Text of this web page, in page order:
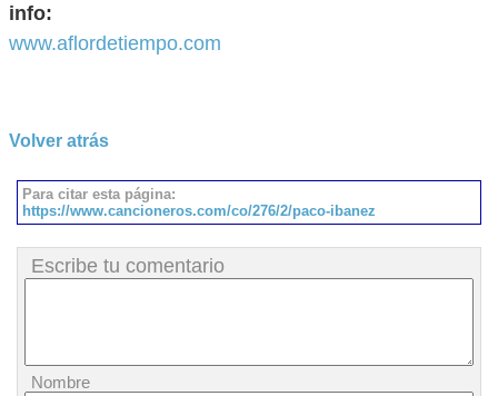
info:
www.aflordetiempo.com
Volver atrás
Para citar esta página:
https://www.cancioneros.com/co/276/2/paco-ibanez
Escribe tu comentario
Nombre